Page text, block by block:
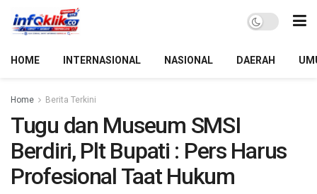
HOME INTERNASIONAL NASIONAL DAERAH
Home Berita Terkini
Tugu dan Museum SMSI
Berdiri, Plt Bupati : Pers Harus
Profesional Taat Hukum